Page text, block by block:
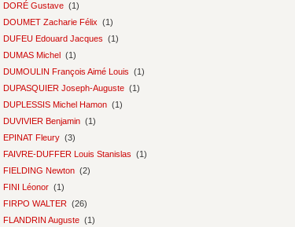
DORÉ Gustave (1)
DOUMET Zacharie Félix (1)
DUFEU Edouard Jacques (1)
DUMAS Michel (1)
DUMOULIN François Aimé Louis (1)
DUPASQUIER Joseph-Auguste (1)
DUPLESSIS Michel Hamon (1)
DUVIVIER Benjamin (1)
EPINAT Fleury (3)
FAIVRE-DUFFER Louis Stanislas (1)
FIELDING Newton (2)
FINI Léonor (1)
FIRPO WALTER (26)
FLANDRIN Auguste (1)